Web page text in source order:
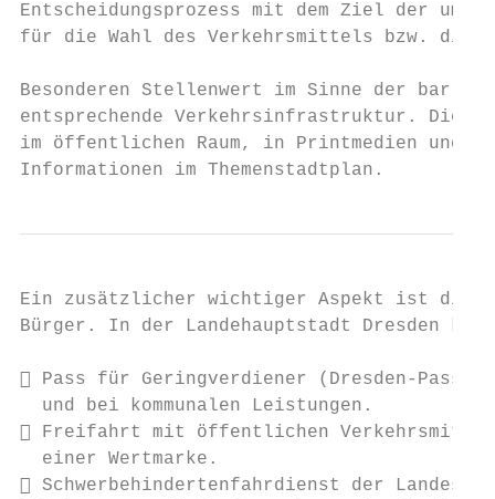
Entscheidungsprozess mit dem Ziel der
für die Wahl des Verkehrsmittels bzw. die
Besonderen Stellenwert im Sinne der
entsprechende Verkehrsinfrastruktur. Die
im öffentlichen Raum, in Printmedien und
Informationen im Themenstadtplan.
Ein zusätzlicher wichtiger Aspekt ist die
Bürger. In der Landehauptstadt Dresden
 Pass für Geringverdiener (Dresden-Pass)
  und bei kommunalen Leistungen.
 Freifahrt mit öffentlichen Verkehrsmitteln
  einer Wertmarke.
 Schwerbehindertenfahrdienst der